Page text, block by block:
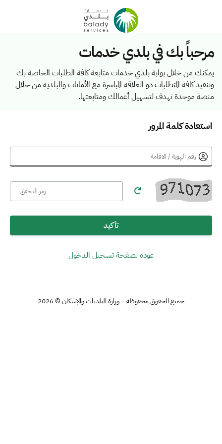
مرحباً بك في بلدي خدمات
يمكنك من خلال بوابة بلدي خدمات متابعة كافة الطلبات الخاصة بك
وتنفيذ كافة المتطلبات ذو العلاقة المباشرة مع الأمانات والبلدية من خلال
منصة موحدة تهدف لتسهيل أعمالك ومتابعتها.
استعادة كلمة المرور
تأكيد
عودة لصفحة تسجيل الدخول
جميع الحقوق محفوظة – وزارة البلديات والإسكان © 2026